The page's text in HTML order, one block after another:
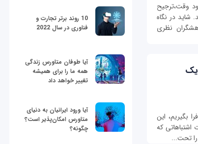
وقت،ترجیح
شاید در نگاه
نظری
اول یک
بگیریم، این
اشتباهاتی که
را تحت...
10 روند برتر تجارت و
فناوری در سال 2022
آیا طوفان متاورس زندگی
همه ما را برای همیشه
تغییر خواهد داد
آیا ورود ایرانیان به دنیای
متاورس امکان‌پذیر است؟
چگونه؟